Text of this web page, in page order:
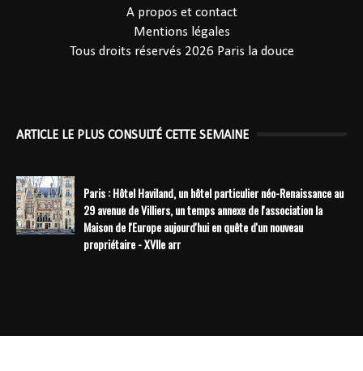
A propos et contact
Mentions légales
Tous droits réservés 2026 Paris la douce
ARTICLE LE PLUS CONSULTÉ CETTE SEMAINE
Paris : Hôtel Haviland, un hôtel particulier néo-Renaissance au
29 avenue de Villiers, un temps annexe de l'association la
Maison de l'Europe aujourd'hui en quête d'un nouveau
propriétaire - XVIIe arr